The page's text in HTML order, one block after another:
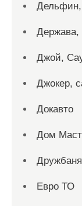
Дельфин,
Держава,
Джой,
Джокер,
Докавто
Дом
Евро ТО